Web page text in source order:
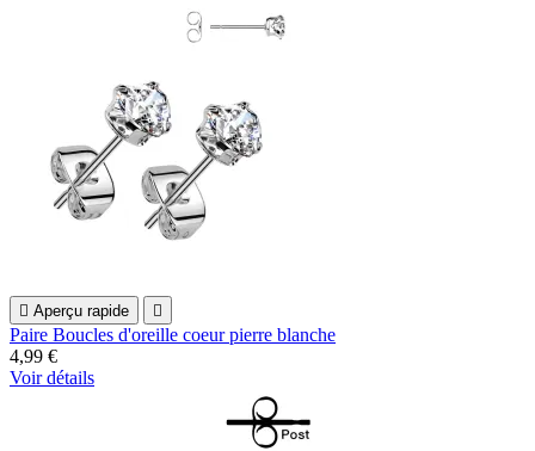
 Aperçu rapide 
Paire Boucles d'oreille coeur pierre blanche
4,99 €
Voir détails